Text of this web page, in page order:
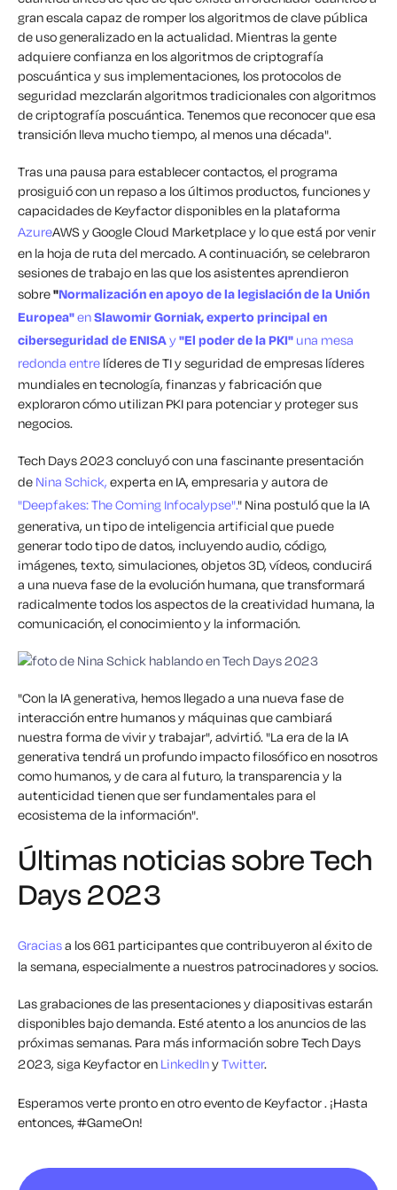
gran escala capaz de romper los algoritmos de clave pública
de uso generalizado en la actualidad. Mientras la gente
adquiere confianza en los algoritmos de criptografía
poscuántica y sus implementaciones, los protocolos de
seguridad mezclarán algoritmos tradicionales con algoritmos
de criptografía poscuántica. Tenemos que reconocer que esa
transición lleva mucho tiempo, al menos una década".
Tras una pausa para establecer contactos, el programa
prosiguió con un repaso a los últimos productos, funciones y
capacidades de Keyfactor disponibles en la plataforma
AzureAWS y Google Cloud Marketplace y lo que está por venir
en la hoja de ruta del mercado. A continuación, se celebraron
sesiones de trabajo en las que los asistentes aprendieron
sobre"Normalización en apoyo de la legislación de la Unión
Europea"enSlawomir Gorniak, experto principal en
ciberseguridad de ENISAy"El poder de la PKI" una mesa
redonda entre líderes de TI y seguridad de empresas líderes
mundiales en tecnología, finanzas y fabricación que
exploraron cómo utilizan PKI para potenciar y proteger sus
negocios.
Tech Days 2023 concluyó con una fascinante presentación
de Nina Schick, experta en IA, empresaria y autora de
"Deepfakes: The Coming Infocalypse"." Nina postuló que la IA
generativa, un tipo de inteligencia artificial que puede
generartodo tipo de datos, incluyendo audio, código,
imágenes, texto, simulaciones, objetos 3D, vídeos, conducirá
a una nueva fase de la evolución humana, que transformará
radicalmente todos los aspectos de la creatividad humana, la
comunicación, el conocimiento y la información.
"Con la IA generativa, hemos llegado a una nueva fase de
interacción entre humanos y máquinas que cambiará
nuestra forma de vivir y trabajar", advirtió. "La era de la IA
generativa tendrá un profundo impacto filosófico en nosotros
como humanos, y de cara al futuro, la transparencia y la
autenticidad tienen que ser fundamentales para el
ecosistema de la información".
Últimas noticias sobre Tech
Days 2023
Graciasa los 661 participantes que contribuyeron al éxito de
la semana, especialmente a nuestros patrocinadores y socios.
Las grabaciones de las presentaciones y diapositivas estarán
disponibles bajo demanda. Esté atento a los anuncios de las
próximas semanas. Para más información sobre Tech Days
2023, siga Keyfactor en LinkedInyTwitter.
Esperamos verte pronto en otro evento de Keyfactor . ¡Hasta
entonces, #GameOn!